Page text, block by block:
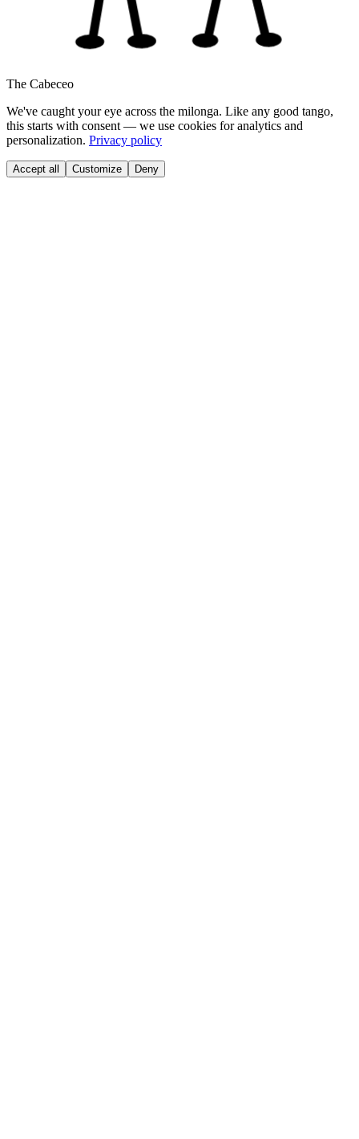
The Cabeceo
We've caught your eye across the milonga. Like any good tango,
this starts with consent — we use cookies for analytics and
personalization. Privacy policy
Accept all Customize Deny